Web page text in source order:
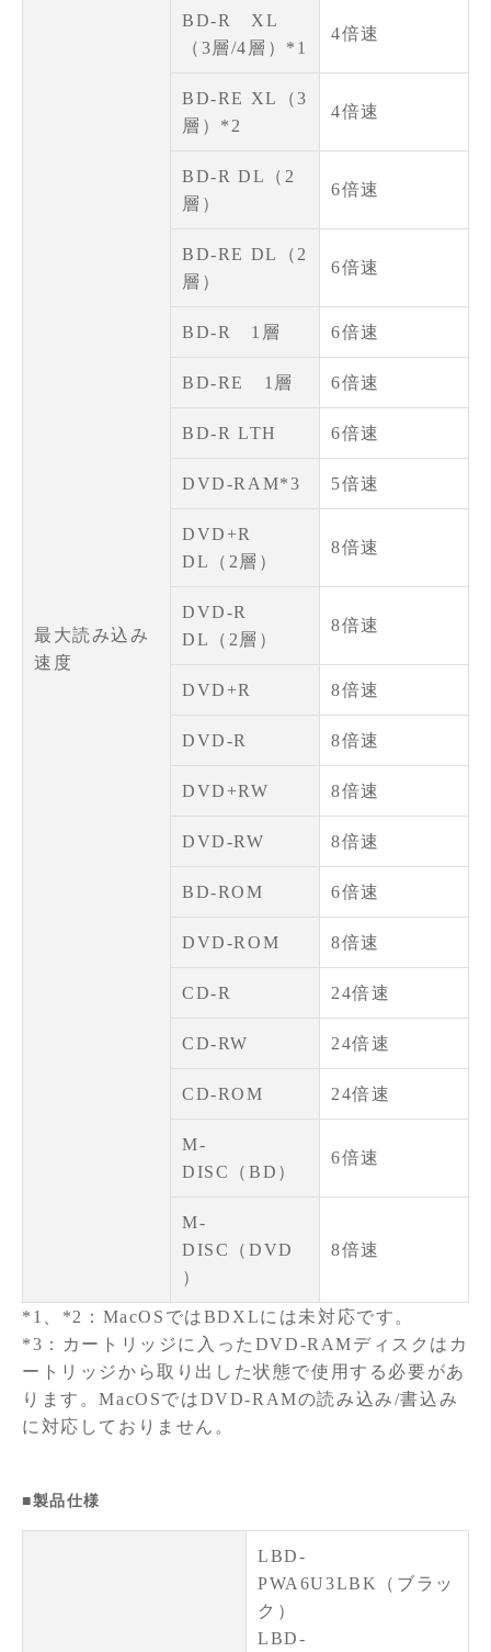
最大読み込み
速度
BD-R XL
（3層/4層）*1
4倍速
BD-RE XL（3
層）*2
4倍速
BD-R DL（2
層）
6倍速
BD-RE DL（2
層）
6倍速
BD-R 1層 6倍速
BD-RE 1層 6倍速
BD-R LTH 6倍速
DVD-RAM*3 5倍速
DVD+R
DL（2層）
8倍速
DVD-R
DL（2層）
8倍速
DVD+R 8倍速
DVD-R 8倍速
DVD+RW 8倍速
DVD-RW 8倍速
BD-ROM 6倍速
DVD-ROM 8倍速
CD-R 24倍速
CD-RW 24倍速
CD-ROM 24倍速
M-
DISC（BD）
6倍速
M-
DISC（DVD
）
8倍速
*1、*2：MacOSではBDXLには未対応です。
*3：カートリッジに入ったDVD-RAMディスクはカ
ートリッジから取り出した状態で使用する必要があ
ります。MacOSではDVD-RAMの読み込み/書込み
に対応しておりません。
■製品仕様
LBD-
PWA6U3LBK（ブラッ
ク）
LBD-